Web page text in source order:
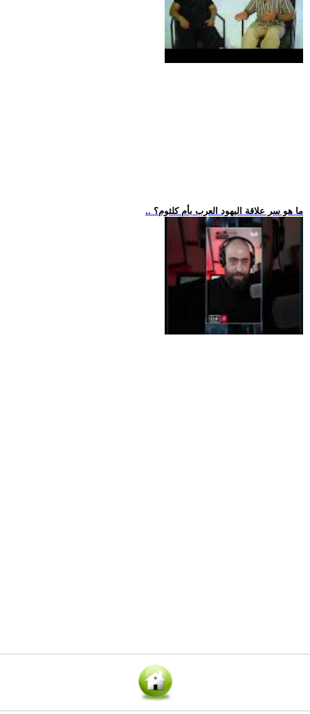
.. ما هو سر علاقة اليهود العرب بأم كلثوم؟